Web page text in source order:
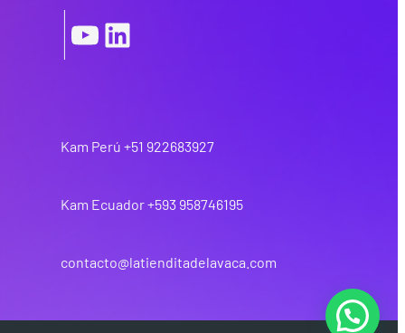
YouTube LinkedIn
Kam Perú +51 922683927
Kam Ecuador +593 958746195
contacto@latienditadelavaca.com